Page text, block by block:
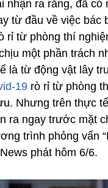
nhận ra rằng, đã có
từ đầu về việc bác
rỉ từ phòng thí
một phần trách
là từ động vật lây
19 rò rỉ từ phòng
Nhưng trên thực
ra ngay trước mặt
trình phỏng vấn
phát hôm 6/6.